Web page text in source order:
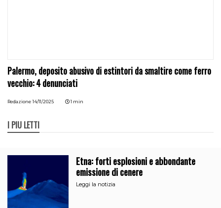
Palermo, deposito abusivo di estintori da smaltire come ferro
vecchio: 4 denunciati
Redazione 14/11/2025 1 min
I PIÙ LETTI
Etna: forti esplosioni e abbondante
emissione di cenere
Leggi la notizia